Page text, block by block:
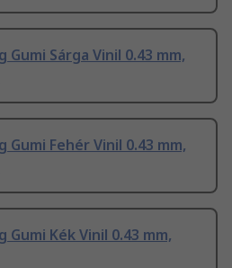
Gumi Sárga Vinil 0.43 mm,
Gumi Fehér Vinil 0.43 mm,
Gumi Kék Vinil 0.43 mm,